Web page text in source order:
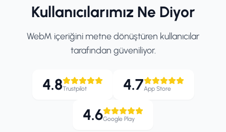
Kullanıcılarımız Ne Diyor
WebM içeriğini metne dönüştüren kullanıcılar
tarafından güveniliyor.
4.8Trustpilot 4.7App Store
4.6Google Play